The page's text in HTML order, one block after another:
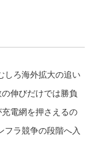
しろ海外拡大の追い
伸びだけでは勝負
電網を押さえるの
フラ競争の段階へ入